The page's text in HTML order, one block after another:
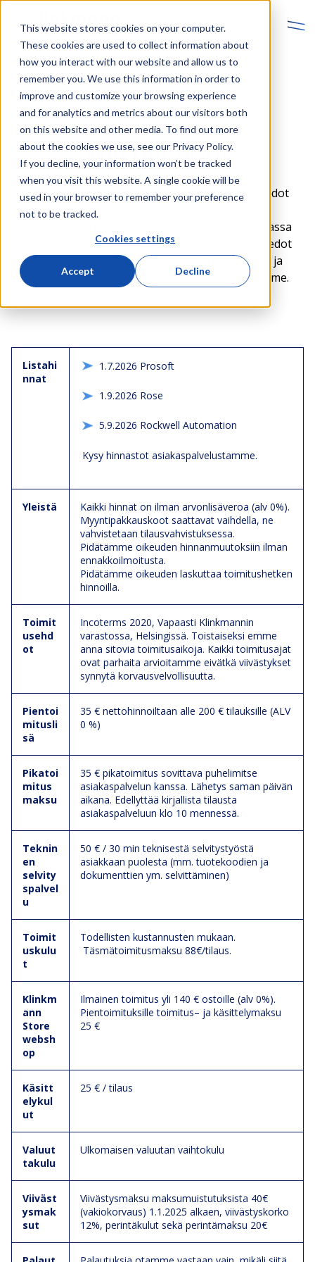
This website stores cookies on your computer.
These cookies are used to collect information about
how you interact with our website and allow us to
remember you. We use this information in order to
improve and customize your browsing experience
and for analytics and metrics about our visitors both
on this website and other media. To find out more
about the cookies we use, see our Privacy Policy.
If you decline, your information won’t be tracked
when you visit this website. A single cookie will be
used in your browser to remember your preference
not to be tracked.
Cookies settings
Accept Decline
Myyntiehdot
Klinkmann Automation Oy:n myyntiehdot ja tiedot
hinnoittelusta. Ehdot on esitetty
soveltamisjärjestyksessä. Hintamme ovat voimassa
toistaiseksi. Voimassa olevat hinnastot ja lisätiedot
saatte asiakaspalvelustamme. Tarjouskyselyt ja
tilaukset käsitellään myös asiakaspalvelussamme.
Listahi
nnat
1.7.2026 Prosoft
1.9.2026 Rose
5.9.2026 Rockwell Automation
Kysy hinnastot asiakaspalvelustamme.
Yleistä
Kaikki hinnat on ilman arvonlisäveroa (alv 0%).
Myyntipakkauskoot saattavat vaihdella, ne
vahvistetaan tilausvahvistuksessa.
Pidätämme oikeuden hinnanmuutoksiin ilman
ennakkoilmoitusta.
Pidätämme oikeuden laskuttaa toimitushetken
hinnoilla.
Toimit
usehd
ot
Incoterms 2020, Vapaasti Klinkmannin
varastossa, Helsingissä. Toistaiseksi emme
anna sitovia toimitusaikoja. Kaikki toimitusajat
ovat parhaita arvioitamme eivätkä viivästykset
synnytä korvausvelvollisuutta.
Pientoi
mitusli
sä
35 € nettohinnoiltaan alle 200 € tilauksille (ALV
0 %)
Pikatoi
mitus
maksu
35 € pikatoimitus sovittava puhelimitse
asiakaspalvelun kanssa. Lähetys saman päivän
aikana. Edellyttää kirjallista tilausta
asiakaspalveluun klo 10 mennessä.
Teknin
en
selvity
spalvel
u
50 € / 30 min teknisestä selvitystyöstä
asiakkaan puolesta (mm. tuotekoodien ja
dokumenttien ym. selvittäminen)
Toimit
uskulu
t
Todellisten kustannusten mukaan.
Täsmätoimitusmaksu 88€/tilaus.
Klinkm
ann
Store
websh
op
Ilmainen toimitus yli 140 € ostoille (alv 0%).
Pientoimituksille toimitus– ja käsittelymaksu
25 €
Käsitt
elykul
ut
25 € / tilaus
Valuut
takulu
Ulkomaisen valuutan vaihtokulu
Viiväst
ysmak
sut
Viivästysmaksu maksumuistutuksista 40€
(vakiokorvaus) 1.1.2025 alkaen, viivästyskorko
12%, perintäkulut sekä perintämaksu 20€